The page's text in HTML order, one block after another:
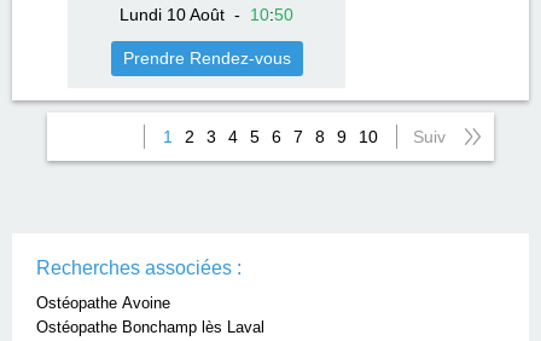
Lundi 10 Août - 10:50
Prendre Rendez-vous
1 2 3 4 5 6 7 8 9 10 Suiv
Recherches associées :
Ostéopathe Avoine
Ostéopathe Bonchamp lès Laval